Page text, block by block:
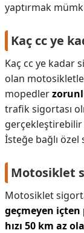
yaptırmak
Kaç cc ye
Kaç cc ye kadar
olan
mopedler
trafik sigortası
İsteğe bağlı
Motosiklet
Motosiklet
geçmeyen içten
hızı 50 km az